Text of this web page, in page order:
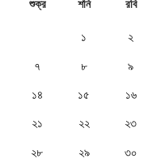
শুক্র শনি রবি
১ ২
৭ ৮ ৯
১৪ ১৫ ১৬
২১ ২২ ২৩
২৮ ২৯ ৩০